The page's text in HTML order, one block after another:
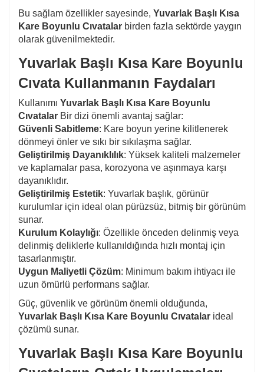
Bu sağlam özellikler sayesinde, Yuvarlak Başlı Kısa
Kare Boyunlu Cıvatalar birden fazla sektörde yaygın
olarak güvenilmektedir.
Yuvarlak Başlı Kısa Kare Boyunlu
Cıvata Kullanmanın Faydaları
Kullanımı Yuvarlak Başlı Kısa Kare Boyunlu
Cıvatalar Bir dizi önemli avantaj sağlar:
Güvenli Sabitleme: Kare boyun yerine kilitlenerek
dönmeyi önler ve sıkı bir sıkılaşma sağlar.
Geliştirilmiş Dayanıklılık: Yüksek kaliteli malzemeler
ve kaplamalar pasa, korozyona ve aşınmaya karşı
dayanıklıdır.
Geliştirilmiş Estetik: Yuvarlak başlık, görünür
kurulumlar için ideal olan pürüzsüz, bitmiş bir görünüm
sunar.
Kurulum Kolaylığı: Özellikle önceden delinmiş veya
delinmiş deliklerle kullanıldığında hızlı montaj için
tasarlanmıştır.
Uygun Maliyetli Çözüm: Minimum bakım ihtiyacı ile
uzun ömürlü performans sağlar.
Güç, güvenlik ve görünüm önemli olduğunda,
Yuvarlak Başlı Kısa Kare Boyunlu Cıvatalar ideal
çözümü sunar.
Yuvarlak Başlı Kısa Kare Boyunlu